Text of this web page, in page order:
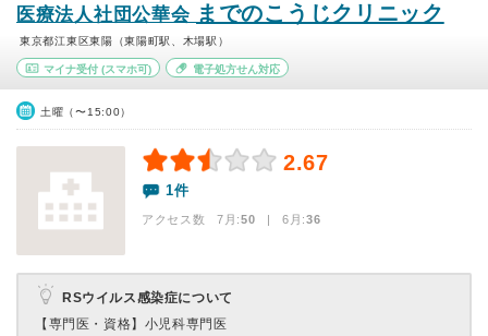
医療法人社団公華会 までのこうじクリニック
東京都江東区東陽（東陽町駅、木場駅）
マイナ受付 (スマホ可) 電子処方せん対応
土曜（〜15:00）
2.67
1件
アクセス数 7月:50 | 6月:36
RSウイルス感染症について
【専門医・資格】 小児科専門医